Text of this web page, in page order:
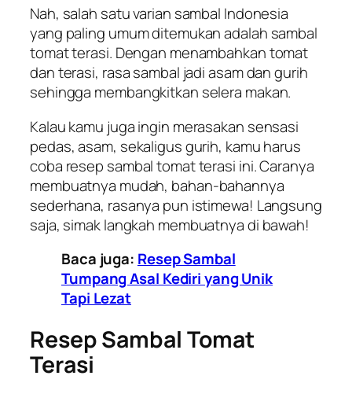
Nah, salah satu varian sambal Indonesia
yang paling umum ditemukan adalah sambal
tomat terasi. Dengan menambahkan tomat
dan terasi, rasa sambal jadi asam dan gurih
sehingga membangkitkan selera makan.
Kalau kamu juga ingin merasakan sensasi
pedas, asam, sekaligus gurih, kamu harus
coba resep sambal tomat terasi ini. Caranya
membuatnya mudah, bahan-bahannya
sederhana, rasanya pun istimewa! Langsung
saja, simak langkah membuatnya di bawah!
Baca juga: Resep Sambal
Tumpang Asal Kediri yang Unik
Tapi Lezat
Resep Sambal Tomat
Terasi